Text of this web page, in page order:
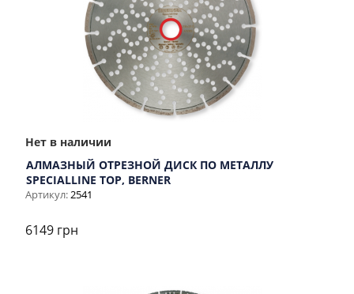
Нет в наличии
АЛМАЗНЫЙ ОТРЕЗНОЙ ДИСК ПО МЕТАЛЛУ
SPECIALLINE TOP, BERNER
Артикул:2541
6149 грн